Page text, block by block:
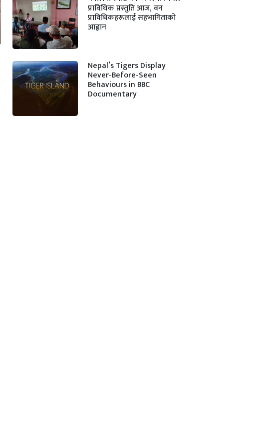
प्राविधिक प्रस्तुति आज, वन
प्राविधिकहरूलाई सहभागिताको
आह्वान
Nepal’s Tigers Display
Never-Before-Seen
Behaviours in BBC
Documentary